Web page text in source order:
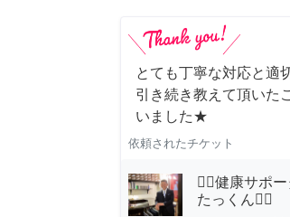
とても丁寧な対応と適
引き続き教えて頂いた
いました★
依頼されたチケット
🏋️‍♂️健康サポ
たっくん🏋️‍♂️